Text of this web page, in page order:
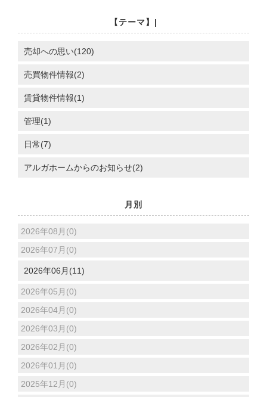
【テーマ】|
売却への思い(120)
売買物件情報(2)
賃貸物件情報(1)
管理(1)
日常(7)
アルガホームからのお知らせ(2)
月別
2026年08月(0)
2026年07月(0)
2026年06月(11)
2026年05月(0)
2026年04月(0)
2026年03月(0)
2026年02月(0)
2026年01月(0)
2025年12月(0)